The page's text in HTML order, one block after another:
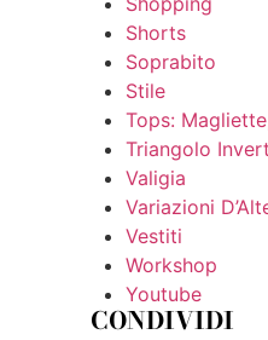
Shorts
Soprabito
Stile
Tops:
Triangolo
Valigia
Variazioni
Vestiti
Workshop
Youtube
CONDIVIDI